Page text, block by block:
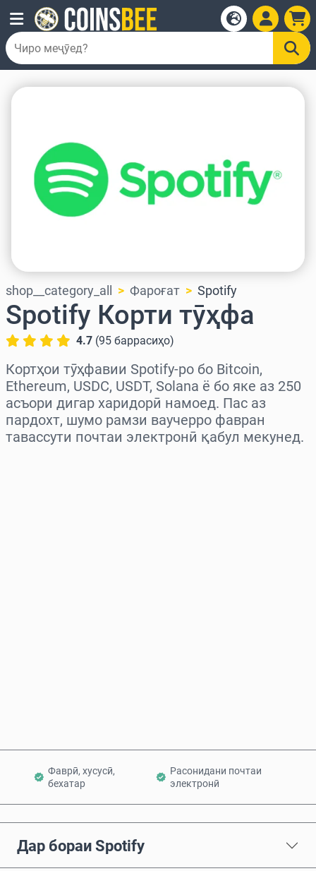
shop__category_all Фароғат Spotify
Spotify Корти тӯҳфа
4.7 (95 баррасиҳо)
Кортҳои тӯҳфавии Spotify-ро бо Bitcoin,
Ethereum, USDC, USDT, Solana ё бо яке аз 250
асъори дигар харидорӣ намоед. Пас аз
пардохт, шумо рамзи ваучерро фавран
тавассути почтаи электронӣ қабул мекунед.
Фаврӣ, хусусӣ,
бехатар
Расонидани почтаи
электронӣ
Дар бораи Spotify